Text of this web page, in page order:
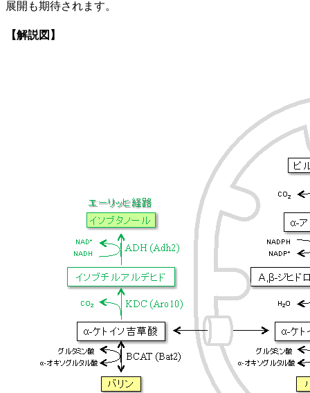
展開も期待されます。
【解説図】